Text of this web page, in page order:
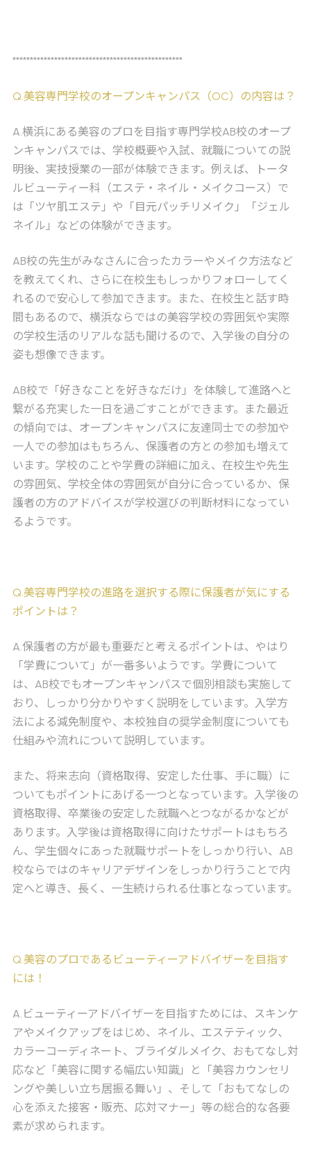
*************************************************
Q.美容専門学校のオープンキャンパス（OC）の内容は？
A.横浜にある美容のプロを目指す専門学校AB校のオープ
ンキャンパスでは、学校概要や入試、就職についての説
明後、実技授業の一部が体験できます。例えば、トータ
ルビューティー科（エステ・ネイル・メイクコース）で
は「ツヤ肌エステ」や「目元パッチリメイク」「ジェル
ネイル」などの体験ができます。
AB校の先生がみなさんに合ったカラーやメイク方法など
を教えてくれ、さらに在校生もしっかりフォローしてく
れるので安心して参加できます。また、在校生と話す時
間もあるので、横浜ならではの美容学校の雰囲気や実際
の学校生活のリアルな話も聞けるので、入学後の自分の
姿も想像できます。
AB校で「好きなことを好きなだけ」を体験して進路へと
繋がる充実した一日を過ごすことができます。また最近
の傾向では、オープンキャンパスに友達同士での参加や
一人での参加はもちろん、保護者の方との参加も増えて
います。学校のことや学費の詳細に加え、在校生や先生
の雰囲気、学校全体の雰囲気が自分に合っているか、保
護者の方のアドバイスが学校選びの判断材料になってい
るようです。
Q.美容専門学校の進路を選択する際に保護者が気にする
ポイントは？
A.保護者の方が最も重要だと考えるポイントは、やはり
「学費について」が一番多いようです。学費について
は、AB校でもオープンキャンパスで個別相談も実施して
おり、しっかり分かりやすく説明をしています。入学方
法による減免制度や、本校独自の奨学金制度についても
仕組みや流れについて説明しています。
また、将来志向（資格取得、安定した仕事、手に職）に
ついてもポイントにあげる一つとなっています。入学後の
資格取得、卒業後の安定した就職へとつながるかなどが
あります。入学後は資格取得に向けたサポートはもちろ
ん、学生個々にあった就職サポートをしっかり行い、AB
校ならではのキャリアデザインをしっかり行うことで内
定へと導き、長く、一生続けられる仕事となっています。
Q.美容のプロであるビューティーアドバイザーを目指す
には！
A.ビューティーアドバイザーを目指すためには、スキンケ
アやメイクアップをはじめ、ネイル、エステティック、
カラーコーディネート、ブライダルメイク、おもてなし対
応など「美容に関する幅広い知識」と「美容カウンセリ
ングや美しい立ち居振る舞い」、そして「おもてなしの
心を添えた接客・販売、応対マナー」等の総合的な各要
素が求められます。